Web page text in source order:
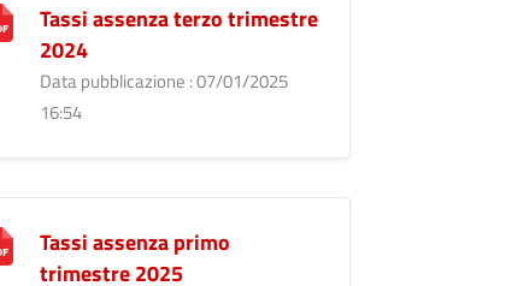
Tassi assenza terzo trimestre
2024
Data pubblicazione : 07/01/2025
16:54
Tassi assenza primo
trimestre 2025